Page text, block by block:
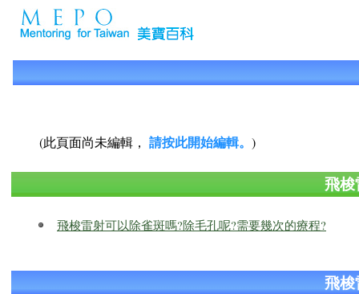
(此頁面尚未編輯， 請按此開始編輯。 )
飛
飛梭雷射可以除雀斑嗎?除毛孔呢?需要幾次的療程?
飛